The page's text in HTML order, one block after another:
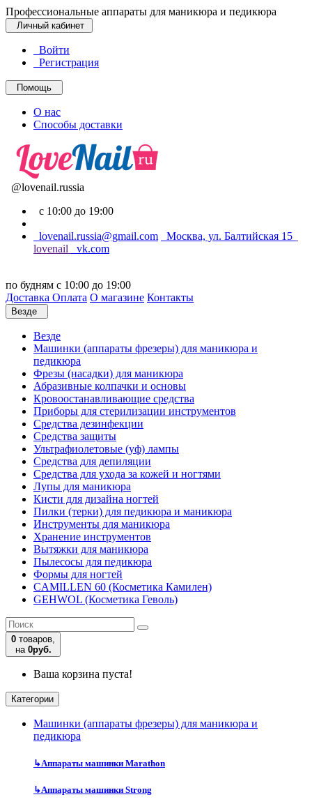
Профессиональные аппараты для маникюра и педикюра
Личный кабинет
Войти
Регистрация
Помощь
О нас
Способы доставки
@lovenail.russia
с 10:00 до 19:00
lovenail.russia@gmail.com
Москва, ул. Балтийская 15
lovenail
vk.com
по будням с 10:00 до 19:00
Доставка Оплата О магазине Контакты
Везде
Везде
Машинки (аппараты фрезеры) для маникюра и
педикюра
Фрезы (насадки) для маникюра
Абразивные колпачки и основы
Кровоостанавливающие средства
Приборы для стерилизации инструментов
Средства дезинфекции
Средства защиты
Ультрафиолетовые (уф) лампы
Средства для депиляции
Средства для ухода за кожей и ногтями
Лупы для маникюра
Кисти для дизайна ногтей
Пилки (терки) для педикюра и маникюра
Инструменты для маникюра
Хранение инструментов
Вытяжки для маникюра
Пылесосы для педикюра
Формы для ногтей
CAMILLEN 60 (Косметика Камилен)
GEHWOL (Косметика Геволь)
0 товаров,
на 0руб.
Ваша корзина пуста!
Категории
Машинки (аппараты фрезеры) для маникюра и
педикюра
↳Аппараты машинки Marathon
↳Аппараты машинки Strong